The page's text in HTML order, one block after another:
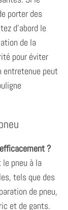
porter des
d’abord le
de la
pour éviter
entretenue peut
?
pneu à la
tels que des
de pneu,
et de gants.